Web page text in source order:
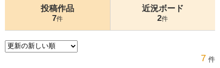
投稿作品
7件
近況ボード
2件
7 件